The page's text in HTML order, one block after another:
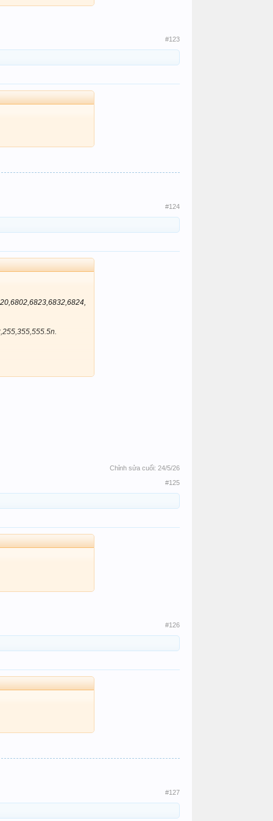
#123
#124
Chỉnh sửa cuối: 24/5/26
#125
#126
#127